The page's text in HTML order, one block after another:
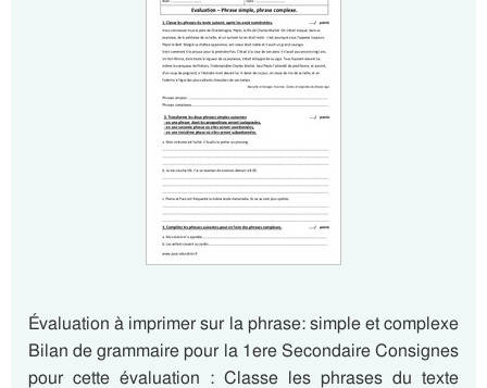
Évaluation à imprimer sur la phrase: simple et complexe
Bilan de grammaire pour la 1ere Secondaire Consignes
pour cette évaluation : Classe les phrases du texte